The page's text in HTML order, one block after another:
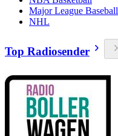
Major League Baseball
NHL
Top Radiosender